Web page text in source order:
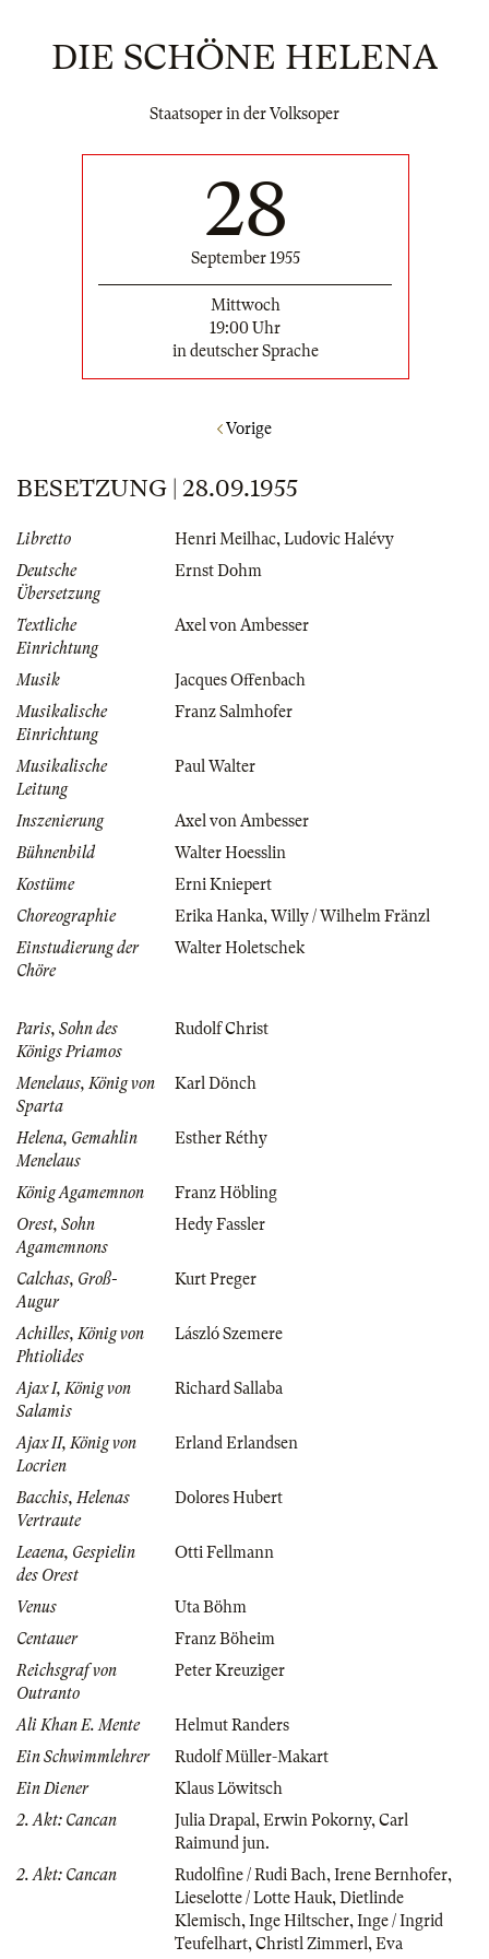
DIE SCHÖNE HELENA
Staatsoper in der Volksoper
28
September 1955
Mittwoch
19:00 Uhr
in deutscher Sprache
Vorige
BESETZUNG | 28.09.1955
Libretto Henri Meilhac,Ludovic Halévy
Deutsche
Übersetzung
Ernst Dohm
Textliche
Einrichtung
Axel von Ambesser
Musik
Jacques Offenbach
Musikalische
Einrichtung
Franz Salmhofer
Musikalische
Leitung
Paul Walter
Inszenierung
Axel von Ambesser
Bühnenbild
Walter Hoesslin
Kostüme
Erni Kniepert
Choreographie
Erika Hanka,Willy / Wilhelm Fränzl
Einstudierung der
Chöre
Walter Holetschek
Paris, Sohn des
Königs Priamos
Rudolf Christ
Menelaus, König von
Sparta
Karl Dönch
Helena, Gemahlin
Menelaus
Esther Réthy
König Agamemnon
Franz Höbling
Orest, Sohn
Agamemnons
Hedy Fassler
Calchas, Groß-
Augur
Kurt Preger
Achilles, König von
Phtiolides
László Szemere
Ajax I, König von
Salamis
Richard Sallaba
Ajax II, König von
Locrien
Erland Erlandsen
Bacchis, Helenas
Vertraute
Dolores Hubert
Leaena, Gespielin
des Orest
Otti Fellmann
Venus
Uta Böhm
Centauer
Franz Böheim
Reichsgraf von
Outranto
Peter Kreuziger
Ali Khan E. Mente
Helmut Randers
Ein Schwimmlehrer
Rudolf Müller-Makart
Ein Diener
Klaus Löwitsch
2. Akt: Cancan
Julia Drapal,Erwin Pokorny,Carl
Raimund jun.
2. Akt: Cancan
Rudolfine / Rudi Bach,Irene Bernhofer,
Lieselotte / Lotte Hauk,Dietlinde
Klemisch,Inge Hiltscher,Inge / Ingrid
Teufelhart,Christl Zimmerl,Eva